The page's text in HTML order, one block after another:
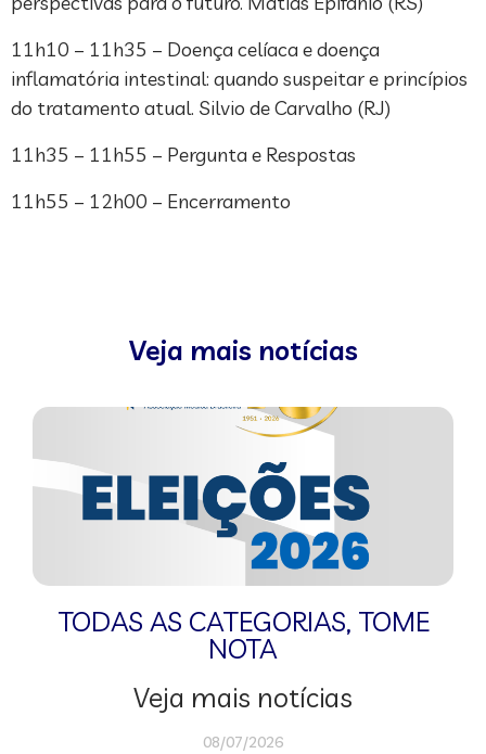
11h10 – 11h35 – Doença celíaca e doença
inflamatória intestinal: quando suspeitar e princípios
do tratamento atual. Silvio de Carvalho (RJ)
11h35 – 11h55 – Pergunta e Respostas
11h55 – 12h00 – Encerramento
Veja mais notícias
TODAS AS CATEGORIAS, TOME
NOTA
Veja mais notícias
08/07/2026